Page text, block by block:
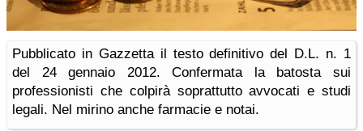
Pubblicato in Gazzetta il testo definitivo del D.L. n. 1
del 24 gennaio 2012. Confermata la batosta sui
professionisti che colpirà soprattutto avvocati e studi
legali. Nel mirino anche farmacie e notai.